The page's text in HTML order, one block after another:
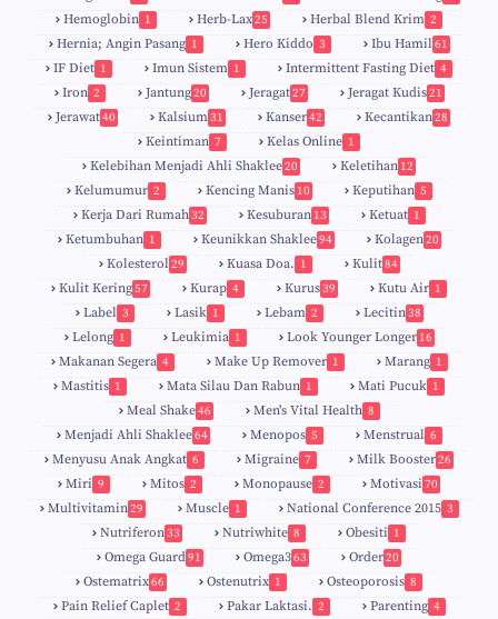
Hemoglobin 1 Herb-Lax25 Herbal Blend Krim 2
Hernia; Angin Pasang 1 Hero Kiddo 3 Ibu Hamil61
IF Diet 1 Imun Sistem 1 Intermittent Fasting Diet 4
Iron 2 Jantung20 Jeragat27 Jeragat Kudis21
Jerawat40 Kalsium31 Kanser42 Kecantikan28
Keintiman 7 Kelas Online 1
Kelebihan Menjadi Ahli Shaklee20 Keletihan 12
Kelumumur 2 Kencing Manis 10 Keputihan 5
Kerja Dari Rumah32 Kesuburan 13 Ketuat 1
Ketumbuhan 1 Keunikkan Shaklee94 Kolagen20
Kolesterol29 Kuasa Doa. 1 Kulit84
Kulit Kering57 Kurap 4 Kurus39 Kutu Air 1
Label 3 Lasik 1 Lebam 2 Lecitin38
Lelong 1 Leukimia 1 Look Younger Longer 16
Makanan Segera 4 Make Up Remover 1 Marang 1
Mastitis 1 Mata Silau Dan Rabun 1 Mati Pucuk 1
Meal Shake46 Men's Vital Health 8
Menjadi Ahli Shaklee64 Menopos 5 Menstrual 6
Menyusu Anak Angkat 6 Migraine 7 Milk Booster26
Miri 9 Mitos 2 Monopause 2 Motivasi 70
Multivitamin29 Muscle 1 National Conference 2015 3
Nutriferon33 Nutriwhite 8 Obesiti 1
Omega Guard91 Omega363 Order20
Ostematrix66 Ostenutrix 1 Osteoporosis 8
Pain Relief Caplet 2 Pakar Laktasi. 2 Parenting 4